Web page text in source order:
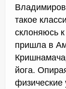
такое
склоняюсь
пришла в
йога.
физические